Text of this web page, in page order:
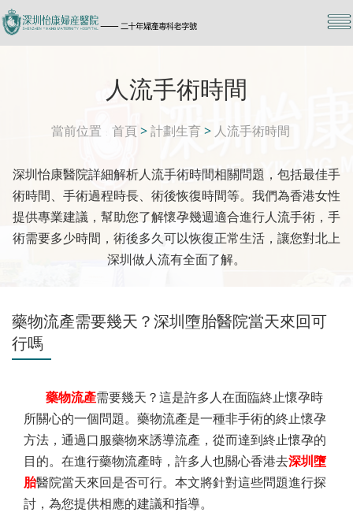
人流手術時間
當前位置 首頁 >計劃生育> 人流手術時間
深圳怡康醫院詳細解析人流手術時間相關問題，包括最佳手
術時間、手術過程時長、術後恢復時間等。我們為香港女性
提供專業建議，幫助您了解懷孕幾週適合進行人流手術，手
術需要多少時間，術後多久可以恢復正常生活，讓您對北上
深圳做人流有全面了解。
藥物流產需要幾天？深圳墮胎醫院當天來回可
行嗎
藥物流產需要幾天？這是許多人在面臨終止懷孕時
所關心的一個問題。藥物流產是一種非手術的終止懷孕
方法，通過口服藥物來誘導流產，從而達到終止懷孕的
目的。在進行藥物流產時，許多人也關心香港去深圳墮
胎醫院當天來回是否可行。本文將針對這些問題進行探
討，為您提供相應的建議和指導。